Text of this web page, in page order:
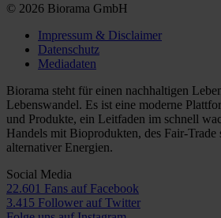
© 2026 Biorama GmbH
Impressum & Disclaimer
Datenschutz
Mediadaten
Biorama steht für einen nachhaltigen
Lebenswandel. Es ist eine moderne
und Produkte, ein Leitfaden im schnell
Handels mit Bioprodukten, des Fair-Trade
alternativer Energien.
Social Media
22.601 Fans auf Facebook
3.415 Follower auf Twitter